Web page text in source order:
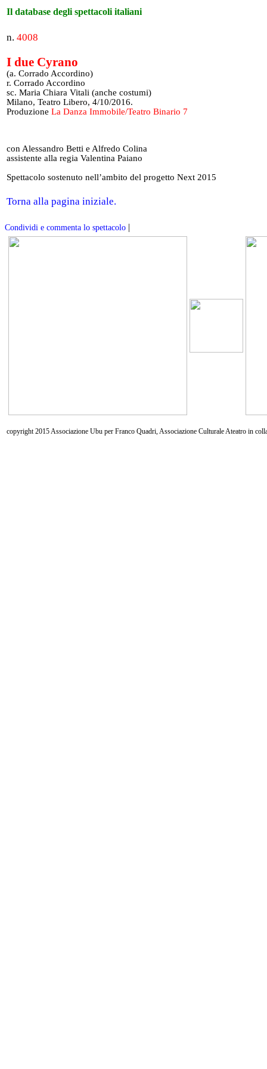
Il database degli spettacoli italiani
n. 4008
I due Cyrano
(a. Corrado Accordino)
r. Corrado Accordino
sc. Maria Chiara Vitali (anche costumi)
Milano, Teatro Libero, 4/10/2016.
Produzione La Danza Immobile/Teatro Binario 7
con Alessandro Betti e Alfredo Colina
assistente alla regia Valentina Paiano
Spettacolo sostenuto nell’ambito del progetto Next 2015
Torna alla pagina iniziale.
Condividi e commenta lo spettacolo |
copyright 2015 Associazione Ubu per Franco Quadri, Associazione Culturale Ateatro in